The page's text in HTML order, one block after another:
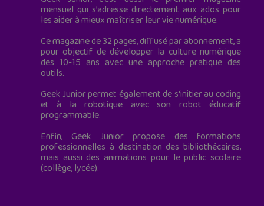
mensuel qui s’adresse directement aux ados pour
les aider à mieux maîtriser leur vie numérique.
Ce magazine de 32 pages, diffusé par abonnement, a
pour objectif de développer la culture numérique
des 10-15 ans avec une approche pratique des
outils.
Geek Junior permet également de s'initier au coding
et à la robotique avec son robot éducatif
programmable.
Enfin, Geek Junior propose des formations
professionnelles à destination des bibliothécaires,
mais aussi des animations pour le public scolaire
(collège, lycée).